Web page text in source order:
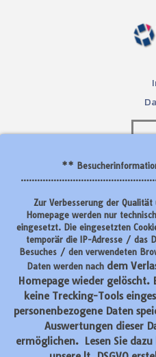
**
Zur Verbesserung der Qualität
Homepage werden nur
eingesetzt. Die eingesetzten
temporär die IP-Adresse / das
Besuches / den verwendeten
Daten werden nach dem
Homepage wieder gelöscht.
keine Trecking-Tools
personenbezogene Daten
Auswertungen dieser
ermöglichen. Lesen Sie